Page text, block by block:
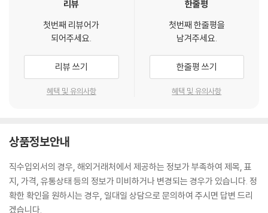
The traits of commonly manipulated individuals and why they
attract manipulators in the first place
Emotional manipulation, what it is, how it is done, and sever
al tactics that utilize this principle
A peek at manipulation in the workplace and in relationships
How toprotect yourself
everal different tips, tricks, and hints
And more!
?
Would You Like To Know More?
리뷰
첫번째 리뷰어가
되어주세요.
리뷰 쓰기
혜택 및 유의사항
한줄평
첫번째 한줄평을
남겨주세요.
한줄평 쓰기
혜택 및 유의사항
상품정보안내
직수입외서의 경우, 해외거래처에서 제공하는 정보가 부족하여 제목, 표
지, 가격, 유통상태 등의 정보가 미비하거나 변경되는 경우가 있습니다. 정
확한 확인을 원하시는 경우, 일대일 상담으로 문의하여 주시면 답변 드리
겠습니다.